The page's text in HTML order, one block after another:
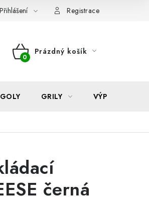
odstoupení od smlouvy
Přihlášení Registrace
NÁKUPNÍ
Prázdný košík
GRILY VÝPRODEJ
černá